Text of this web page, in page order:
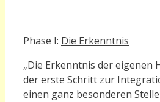
Phase I: Die Erkenntnis
„Die Erkenntnis der eigenen
der erste Schritt zur
einen ganz besonderen